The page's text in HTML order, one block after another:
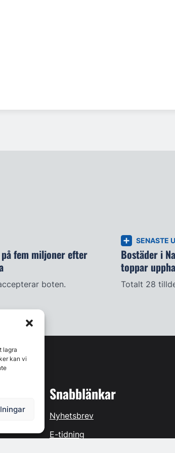
lagra
kan vi
på fem miljoner efter
boten.
SENASTE
Bostäder i
toppar
Totalt 28
Snabblänkar
Nyhetsbrev
E-tidning